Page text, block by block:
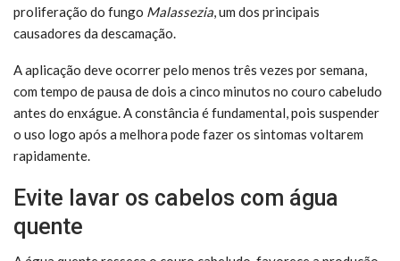
proliferação do fungo Malassezia, um dos principais
causadores da descamação.
A aplicação deve ocorrer pelo menos três vezes por semana,
com tempo de pausa de dois a cinco minutos no couro cabeludo
antes do enxágue. A constância é fundamental, pois suspender
o uso logo após a melhora pode fazer os sintomas voltarem
rapidamente.
Evite lavar os cabelos com água
quente